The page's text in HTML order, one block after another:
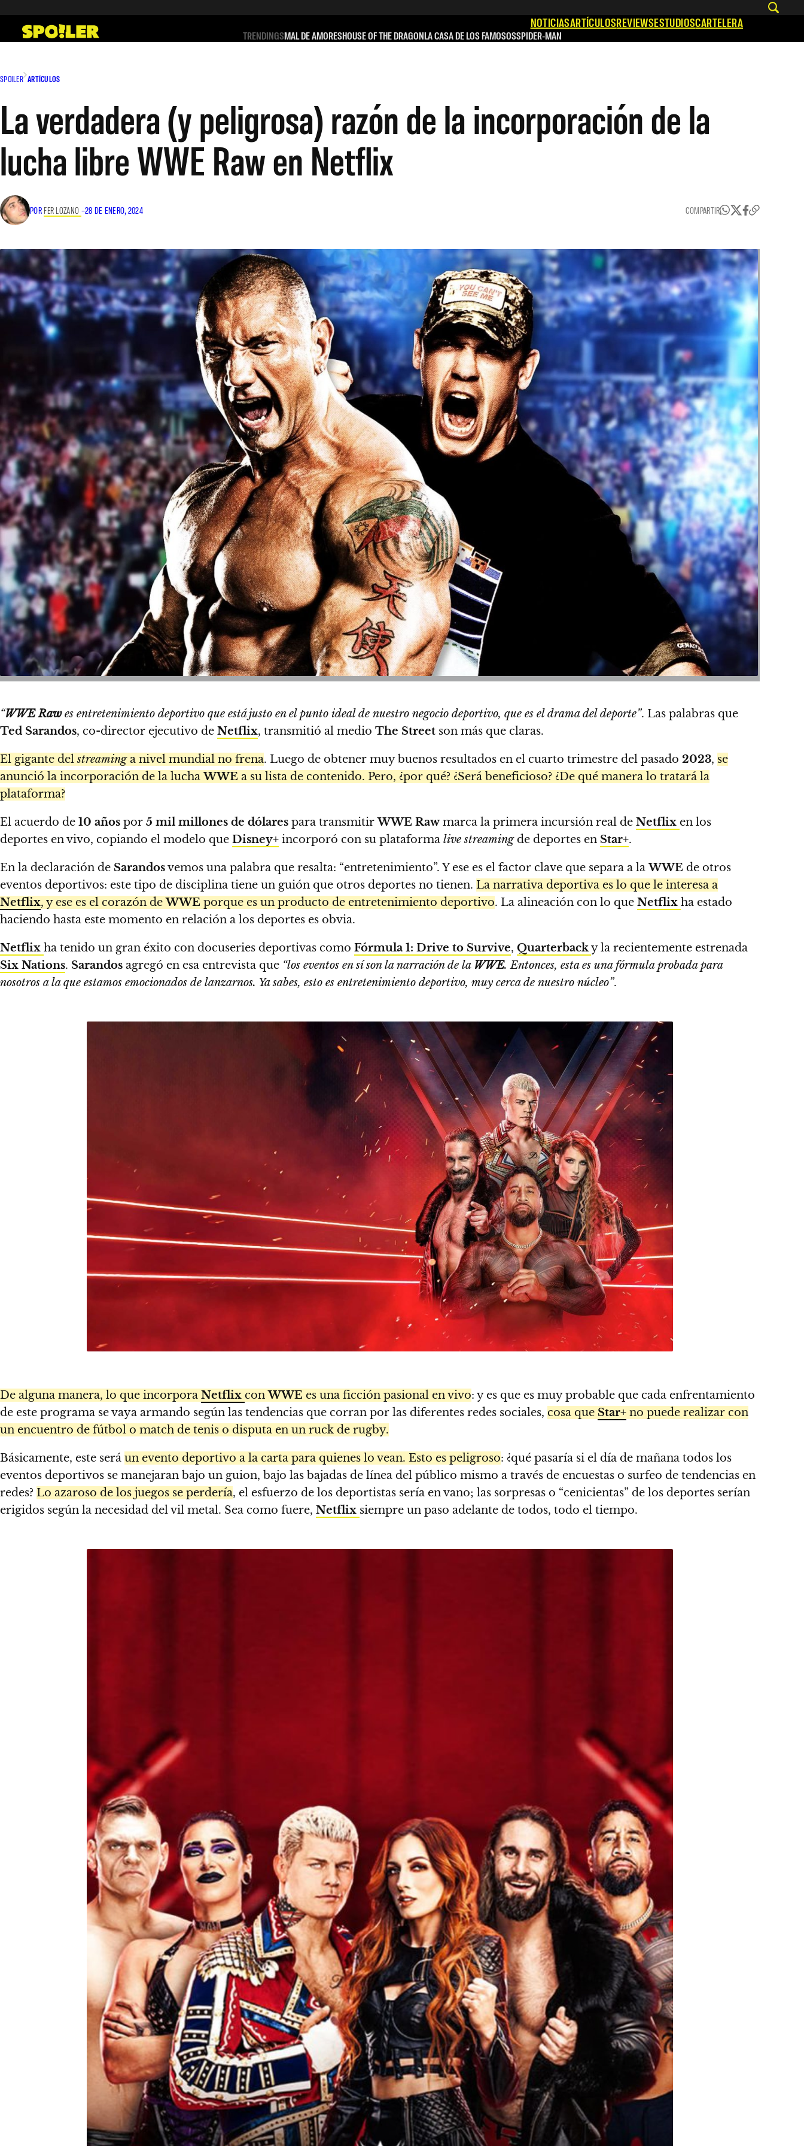
contenido
NOTICIASARTÍCULOSREVIEWSESTUDIOSCARTELERA
TRENDINGSMAL DE AMORESHOUSE OF THE DRAGONLA CASA DE LOS FAMOSOSSPIDER-MAN
SPOILER ARTÍCULOS
La verdadera (y peligrosa) razón de la incorporación de la
lucha libre WWE Raw en Netflix
POR FER LOZANO –28 DE ENERO, 2024 COMPARTIR
“WWE Rawes entretenimiento deportivo que está justo en el punto ideal de nuestro negocio deportivo, que es el drama del deporte”. Las palabras que
Ted Sarandos, co-director ejecutivo de Netflix, transmitió al medio The Street son más que claras.
El gigante delstreaminga nivel mundial no frena. Luego de obtener muy buenos resultados en el cuarto trimestre del pasado 2023, se
anunció la incorporación de la luchaWWE a su lista de contenido. Pero, ¿por qué? ¿Será beneficioso? ¿De qué manera lo tratará la
plataforma?
El acuerdo de 10 años por 5 mil millones de dólares para transmitirWWE Raw marca la primera incursión real de Netflix en los
deportes en vivo, copiando el modelo que Disney+ incorporó con su plataforma live streamingde deportes en Star+.
En la declaración de Sarandosvemos una palabra que resalta: “entretenimiento”. Y ese es el factor clave que separa a laWWE de otros
eventos deportivos: este tipo de disciplina tiene un guión que otros deportes no tienen. La narrativa deportiva es lo que le interesa a
Netflix, y ese es el corazón deWWE porque es un producto de entretenimiento deportivo. La alineación con lo que Netflix ha estado
haciendo hasta este momento en relación a los deportes es obvia.
Netflix ha tenido un gran éxito con docuseries deportivas como Fórmula 1: Drive to Survive, Quarterbacky la recientemente estrenada
Six Nations. Sarandos agregó en esa entrevista que “los eventos en sí son la narración de la WWE. Entonces, esta es una fórmula probada para
nosotros a la que estamos emocionados de lanzarnos. Ya sabes, esto es entretenimiento deportivo, muy cerca de nuestro núcleo”.
De alguna manera, lo que incorpora Netflix conWWE es una ficción pasional en vivo: y es que es muy probable que cada enfrentamiento
de este programa se vaya armando según las tendencias que corran por las diferentes redes sociales, cosa que Star+ no puede realizar con
un encuentro de fútbol o match de tenis o disputa en un ruck de rugby.
Básicamente, este será un evento deportivo a la carta para quienes lo vean. Esto es peligroso: ¿qué pasaría si el día de mañana todos los
eventos deportivos se manejaran bajo un guion, bajo las bajadas de línea del público mismo a través de encuestas o surfeo de tendencias en
redes? Lo azaroso de los juegos se perdería, el esfuerzo de los deportistas sería en vano; las sorpresas o “cenicientas” de los deportes serían
erigidos según la necesidad del vil metal. Sea como fuere, Netflix siempre un paso adelante de todos, todo el tiempo.